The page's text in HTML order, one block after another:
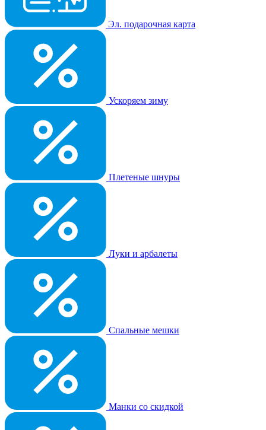
Эл. подарочная карта
Ускоряем зиму
Плетеные шнуры
Луки и арбалеты
Спальные мешки
Манки со скидкой